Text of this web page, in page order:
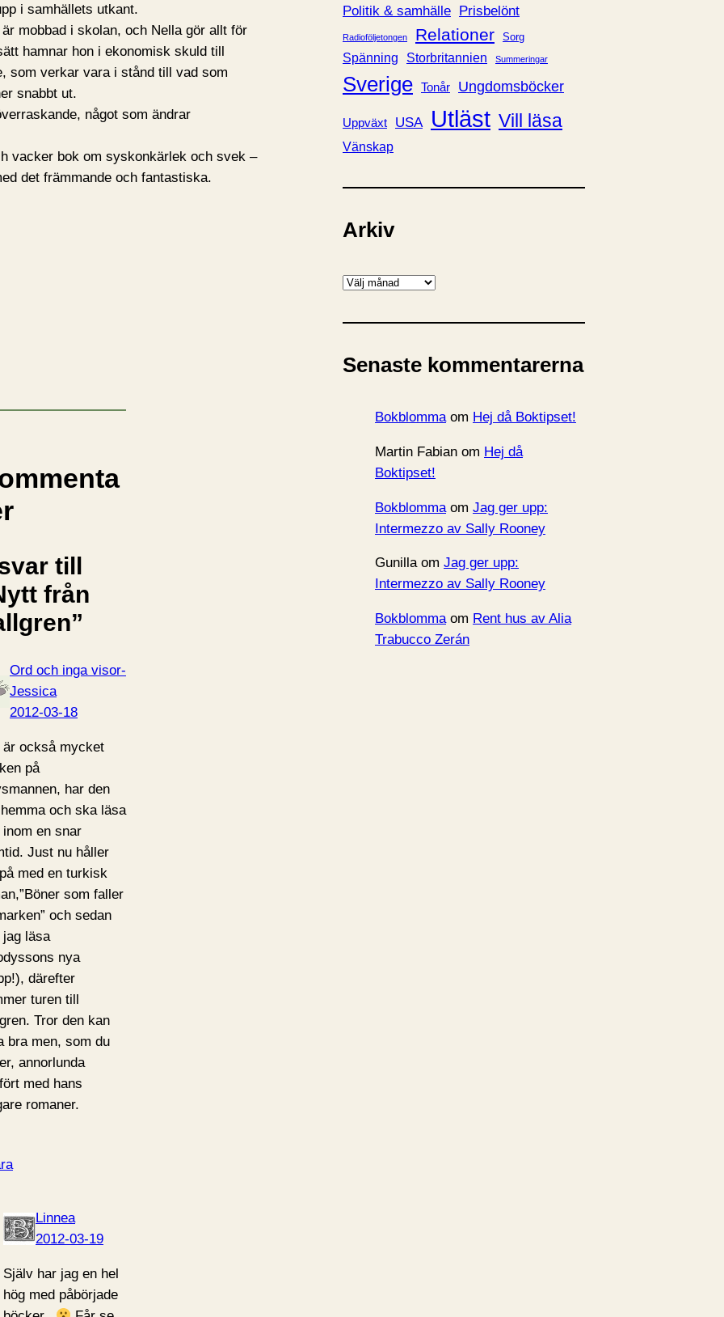
i samhällets utkant.
mobbad i skolan, och Nella gör allt för
hamnar hon i ekonomisk skuld till
som verkar vara i stånd till vad som
snabbt ut.
något som ändrar
vacker bok om syskonkärlek och svek –
det främmande och fantastiska.
till
från
Ord och inga visor-
Jessica
2012-03-18
är också mycket
på
har den
och ska läsa
inom en snar
Just nu håller
med en turkisk
som faller
och sedan
läsa
nya
därefter
turen till
Tror den kan
bra men, som du
annorlunda
med hans
romaner.
Linnea
2012-03-19
Själv har jag en hel
hög med påbörjade
Politik & samhälle Prisbelönt
Radioföljetongen Relationer Sorg
Spänning Storbritannien Summeringar
Sverige Tonår Ungdomsböcker
Uppväxt USA Utläst Vill läsa
Vänskap
Arkiv
A
k
v
Senaste kommentarerna
Bokblommaom Hej då Boktipset!
Martin Fabian om Hej då
Boktipset!
Bokblomma om Jag ger upp:
Intermezzo av Sally Rooney
Gunillaom Jag ger upp:
Intermezzo av Sally Rooney
Bokblommaom Rent hus av Alia
Trabucco Zerán